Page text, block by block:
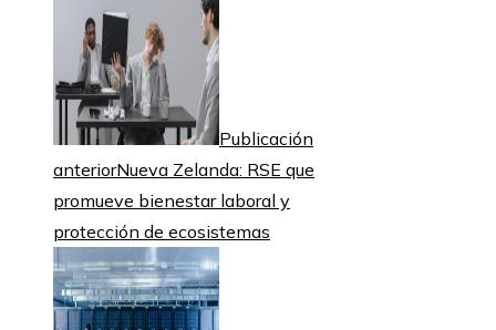
Publicación
anteriorNueva Zelanda: RSE que
promueve bienestar laboral y
protección de ecosistemas